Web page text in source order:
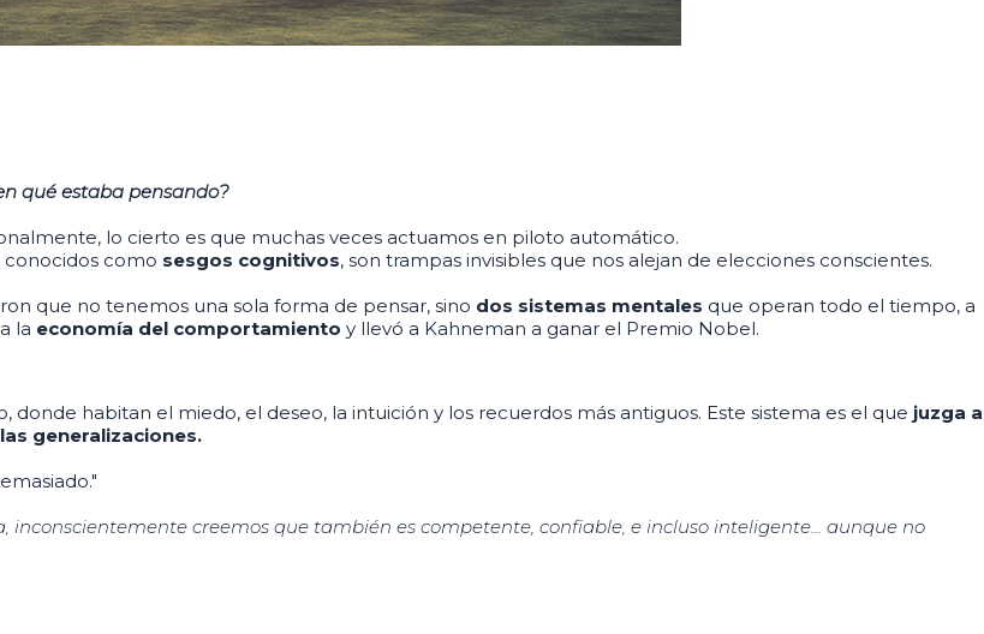
qué estaba pensando?
lo cierto es que muchas veces actuamos en piloto automático.
conocidos como sesgos cognitivos, son trampas invisibles que nos alejan de elecciones conscientes.
que no tenemos una sola forma de pensar, sino dos sistemas mentales que operan todo el tiempo, a
la economía del comportamiento y llevó a Kahneman a ganar el Premio Nobel.
habitan el miedo, el deseo, la intuición y los recuerdos más antiguos. Este sistema es el que juzga a
generalizaciones.
inconscientemente creemos que también es competente, confiable, e incluso inteligente… aunque no